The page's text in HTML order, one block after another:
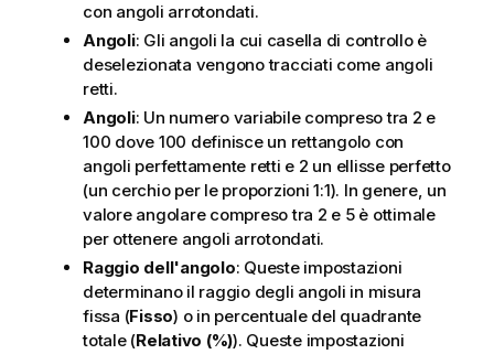
con angoli arrotondati.
Angoli: Gli angoli la cui casella di controllo è
deselezionata vengono tracciati come angoli
retti.
Angoli: Un numero variabile compreso tra 2 e
100 dove 100 definisce un rettangolo con
angoli perfettamente retti e 2 un ellisse perfetto
(un cerchio per le proporzioni 1:1). In genere, un
valore angolare compreso tra 2 e 5 è ottimale
per ottenere angoli arrotondati.
Raggio dell'angolo: Queste impostazioni
determinano il raggio degli angoli in misura
fissa (Fisso) o in percentuale del quadrante
totale (Relativo (%)). Queste impostazioni